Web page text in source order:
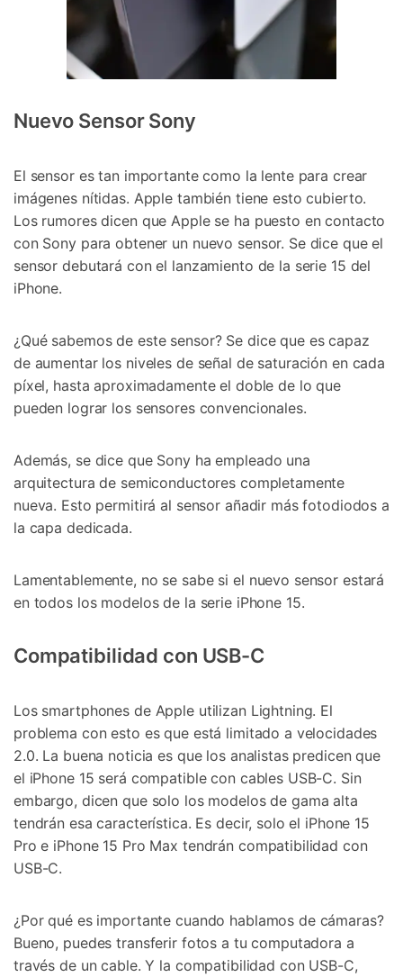
Nuevo Sensor Sony
El sensor es tan importante como la lente para crear
imágenes nítidas. Apple también tiene esto cubierto.
Los rumores dicen que Apple se ha puesto en contacto
con Sony para obtener un nuevo sensor. Se dice que el
sensor debutará con el lanzamiento de la serie 15 del
iPhone.
¿Qué sabemos de este sensor? Se dice que es capaz
de aumentar los niveles de señal de saturación en cada
píxel, hasta aproximadamente el doble de lo que
pueden lograr los sensores convencionales.
Además, se dice que Sony ha empleado una
arquitectura de semiconductores completamente
nueva. Esto permitirá al sensor añadir más fotodiodos a
la capa dedicada.
Lamentablemente, no se sabe si el nuevo sensor estará
en todos los modelos de la serie iPhone 15.
Compatibilidad con USB-C
Los smartphones de Apple utilizan Lightning. El
problema con esto es que está limitado a velocidades
2.0. La buena noticia es que los analistas predicen que
el iPhone 15 será compatible con cables USB-C. Sin
embargo, dicen que solo los modelos de gama alta
tendrán esa característica. Es decir, solo el iPhone 15
Pro e iPhone 15 Pro Max tendrán compatibilidad con
USB-C.
¿Por qué es importante cuando hablamos de cámaras?
Bueno, puedes transferir fotos a tu computadora a
través de un cable. Y la compatibilidad con USB-C,